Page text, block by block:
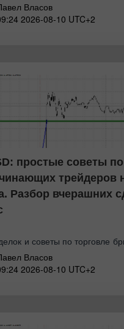
158.20 пришелся на момент,
начинал движение
Власов
2026-08-10 UTC+2
простые советы
трейдеров
Разбор вчерашних
и советы по торговле
1.3443 пришелся на момент,
начинал движение
Власов
2026-08-10 UTC+2